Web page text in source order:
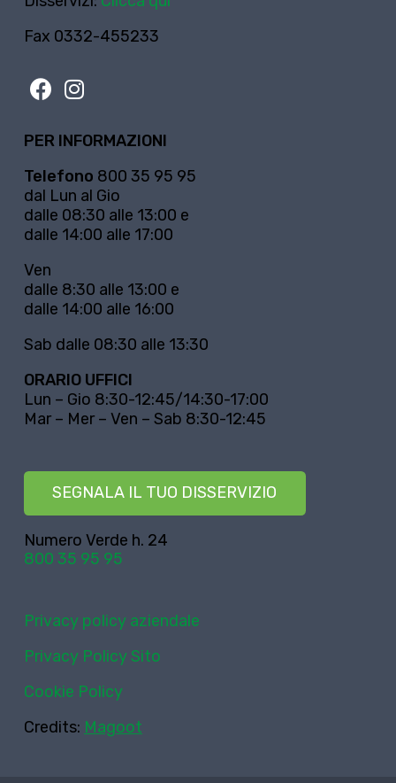
Fax 0332-455233
PER INFORMAZIONI
Telefono 800 35 95 95
dal Lun al Gio
dalle 08:30 alle 13:00 e
dalle 14:00 alle 17:00
Ven
dalle 8:30 alle 13:00 e
dalle 14:00 alle 16:00
Sab dalle 08:30 alle 13:30
ORARIO UFFICI
Lun – Gio 8:30-12:45/14:30-17:00
Mar – Mer – Ven – Sab 8:30-12:45
SEGNALA IL TUO DISSERVIZIO
Numero Verde h. 24
800 35 95 95
Privacy policy aziendale
Privacy Policy Sito
Cookie Policy
Credits: Magoot